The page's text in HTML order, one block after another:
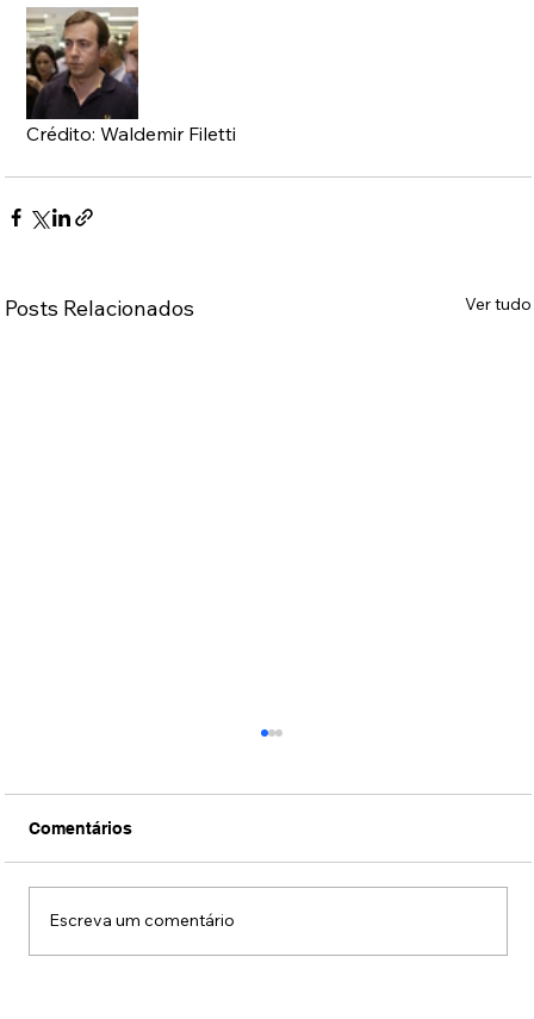
Crédito: Waldemir Filetti
Posts Relacionados Ver tudo
Comentários
Escreva um comentário